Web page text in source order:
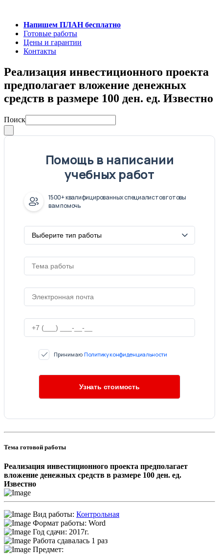
Напишем ПЛАН бесплатно
Готовые работы
Цены и гарантии
Контакты
Реализация инвестиционного проекта
предполагает вложение денежных
средств в размере 100 ден. ед. Известно
Поиск
Помощь в написании
учебных работ
1500+ квалифицированных специалистов готовы
вам помочь
Принимаю Политику конфиденциальности
Тема готовой работы
Реализация инвестиционного проекта предполагает
вложение денежных средств в размере 100 ден. ед.
Известно
Вид работы: Контрольная
Формат работы: Word
Год сдачи: 2017г.
Работа сдавалась 1 раз
Предмет: